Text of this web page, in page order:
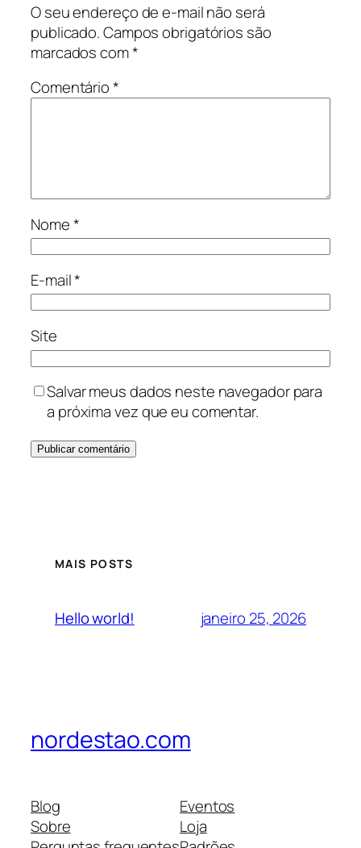
O seu endereço de e-mail não será
publicado.Campos obrigatórios são
marcados com*
Comentário*
Nome*
E-mail*
Site
Salvar meus dados neste navegador para
a próxima vez que eu comentar.
MAIS POSTS
Hello world! janeiro 25, 2026
nordestao.com
Blog
Sobre
Eventos
Loja